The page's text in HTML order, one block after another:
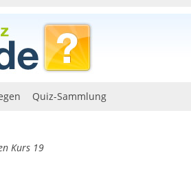
Quiz-Sammlung
Kurs 19